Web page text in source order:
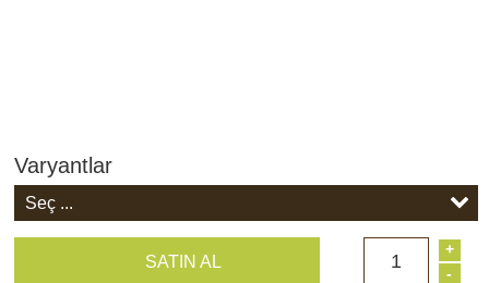
Varyantlar
SATIN AL 1
-
+